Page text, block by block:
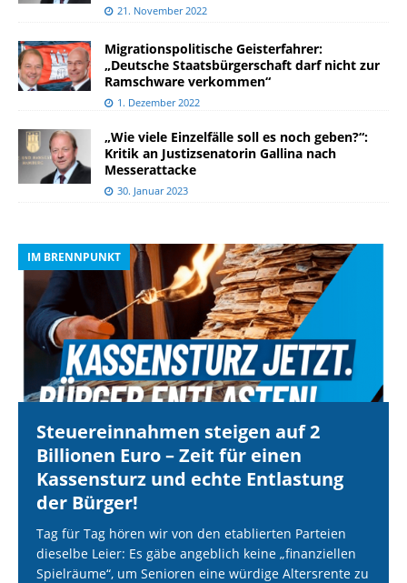
21. November 2022
Migrationspolitische Geisterfahrer:
„Deutsche Staatsbürgerschaft darf nicht zur
Ramschware verkommen“
1. Dezember 2022
„Wie viele Einzelfälle soll es noch geben?“:
Kritik an Justizsenatorin Gallina nach
Messerattacke
30. Januar 2023
IM BRENNPUNKT
Steuereinnahmen steigen auf 2
Billionen Euro – Zeit für einen
Kassensturz und echte Entlastung
der Bürger!
Tag für Tag hören wir von den etablierten Parteien
dieselbe Leier: Es gäbe angeblich keine „finanziellen
Spielräume“, um Senioren eine würdige Altersrente zu